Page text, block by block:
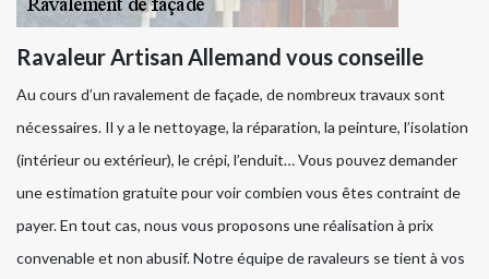
Ravaleur Artisan Allemand vous conseille
Au cours d’un ravalement de façade, de nombreux travaux sont
nécessaires. Il y a le nettoyage, la réparation, la peinture, l’isolation
(intérieur ou extérieur), le crépi, l’enduit… Vous pouvez demander
une estimation gratuite pour voir combien vous êtes contraint de
payer. En tout cas, nous vous proposons une réalisation à prix
convenable et non abusif. Notre équipe de ravaleurs se tient à vos